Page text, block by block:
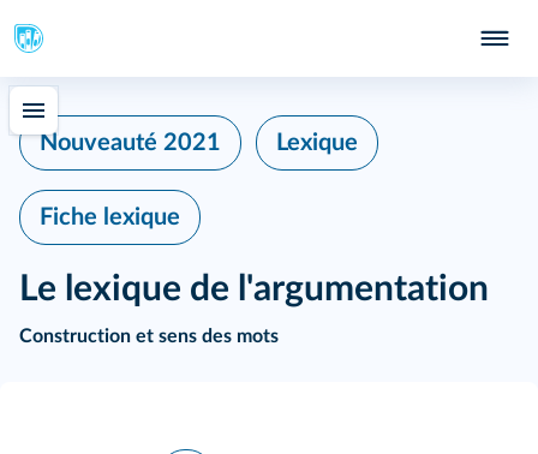
Nouveauté 2021 Lexique
Fiche lexique
Le lexique de l'argumentation
Construction et sens des mots